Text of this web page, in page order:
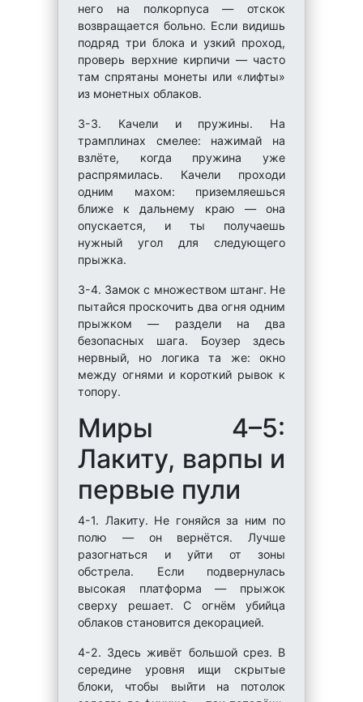
него на полкорпуса — отскок
возвращается больно. Если видишь
подряд три блока и узкий проход,
проверь верхние кирпичи — часто
там спрятаны монеты или «лифты»
из монетных облаков.
3-3. Качели и пружины. На
трамплинах смелее: нажимай на
взлёте, когда пружина уже
распрямилась. Качели проходи
одним махом: приземляешься
ближе к дальнему краю — она
опускается, и ты получаешь
нужный угол для следующего
прыжка.
3-4. Замок с множеством штанг. Не
пытайся проскочить два огня одним
прыжком — раздели на два
безопасных шага. Боузер здесь
нервный, но логика та же: окно
между огнями и короткий рывок к
топору.
Миры 4–5:
Лакиту, варпы и
первые пули
4-1. Лакиту. Не гоняйся за ним по
полю — он вернётся. Лучше
разогнаться и уйти от зоны
обстрела. Если подвернулась
высокая платформа — прыжок
сверху решает. С огнём убийца
облаков становится декорацией.
4-2. Здесь живёт большой срез. В
середине уровня ищи скрытые
блоки, чтобы выйти на потолок